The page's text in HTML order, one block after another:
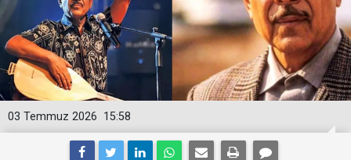
15:58
03 Temmuz 2026